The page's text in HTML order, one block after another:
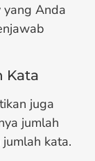
yang Anda
Kata
juga
jumlah
kata.